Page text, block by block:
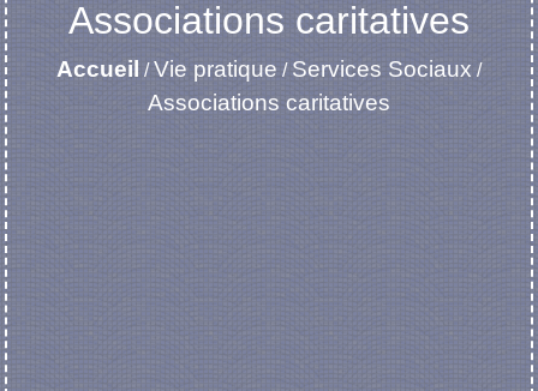
Associations caritatives
Accueil /Vie pratique / Services Sociaux /
Associations caritatives